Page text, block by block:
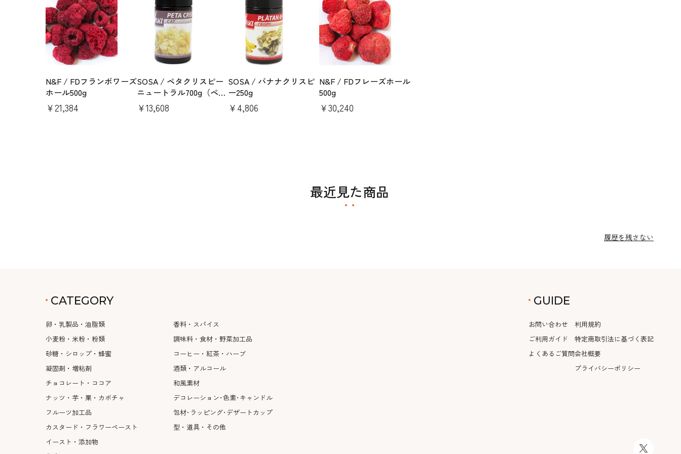
N&F / FDフランボワーズ
ホール500g
￥21,384
SOSA / ペタクリスピー
ニュートラル700g（ペタ
セタキャンディー）
￥13,608
SOSA / バナナクリスピ
ー250g
￥4,806
N&F / FDフレーズホール
500g
￥30,240
最近見た商品
履歴を残さない
CATEGORY
卵・乳製品・油脂類
小麦粉・米粉・粉類
砂糖・シロップ・蜂蜜
凝固剤・増粘剤
チョコレート・ココア
ナッツ・芋・栗・カボチャ
フルーツ加工品
カスタード・フラワーペースト
イースト・添加物
香料・スパイス
調味料・食材・野菜加工品
コーヒー・紅茶・ハーブ
酒類・アルコール
和風素材
デコレーション･色素･キャンドル
包材･ラッピング･デザートカップ
型・道具・その他
GUIDE
お問い合わせ
ご利用ガイド
よくあるご質問
利用規約
特定商取引法に基づく表記
会社概要
プライバシーポリシー